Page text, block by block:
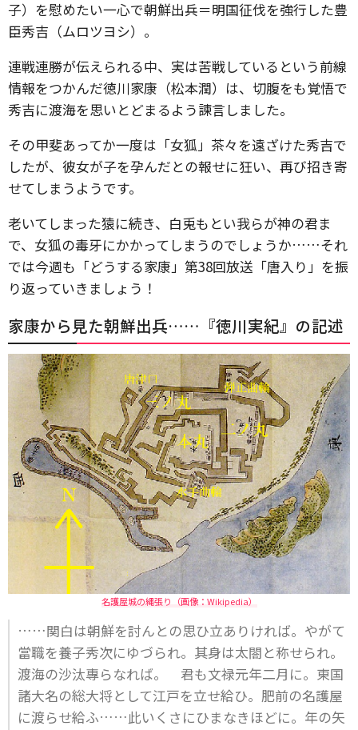
子）を慰めたい一心で朝鮮出兵＝明国征伐を強行した豊
臣秀吉（ムロツヨシ）。
連戦連勝が伝えられる中、実は苦戦しているという前線
情報をつかんだ徳川家康（松本潤）は、切腹をも覚悟で
秀吉に渡海を思いとどまるよう諫言しました。
その甲斐あってか一度は「女狐」茶々を遠ざけた秀吉で
したが、彼女が子を孕んだとの報せに狂い、再び招き寄
せてしまうようです。
老いてしまった猿に続き、白兎もとい我らが神の君ま
で、女狐の毒牙にかかってしまうのでしょうか……それ
では今週も「どうする家康」第38回放送「唐入り」を振
り返っていきましょう！
家康から見た朝鮮出兵……『徳川実紀』の記述
名護屋城の縄張り（画像：Wikipedia）
……関白は朝鮮を討んとの思ひ立ありければ。やがて
當職を養子秀次にゆづられ。其身は太閤と称せられ。
渡海の沙汰專らなれば。 君も文禄元年二月に。東国
諸大名の総大将として江戸を立せ給ひ。肥前の名護屋
に渡らせ給ふ……此いくさにひまなきほどに。年の矢